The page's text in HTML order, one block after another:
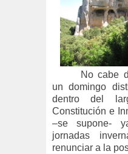
No cabe
un domingo
dentro del
Constitución e
–se supone-
jornadas
renunciar a la